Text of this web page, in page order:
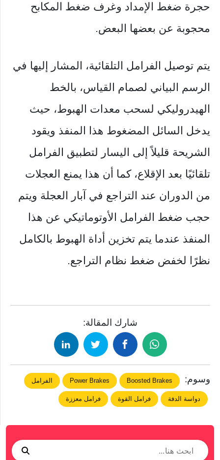
حجرة ضغط الإمداد وغرف ضغط المكابح
محجوبة عن بعضها البعض.
يتم توصيل الفرامل التلقائية، المشار إليها في
الرسم البياني لصمام القياس، بالخط
الهيدروليكي لسحب معدات الهبوط، حيث
يدخل السائل المضغوط هذا المنفذ ويقود
الشريحة قليلاً إلى اليسار لتطبيق الفرامل
تلقائيًا بعد الإقلاع، كما أن هذا يمنع العجلات
من الدوران عند التراجع في آبار العجلة ويتم
حجب ضغط الفرامل الأوتوماتيكي عن هذا
المنفذ عندما يتم تخزين أداة الهبوط بالكامل
نظرًا لخفض ضغط نظام التراجع.
شارك المقالة:
وسوم: Boosted Brakes
Power Brakes الفرامل
دواسة الدفة فرامل القوة فرامل معززة